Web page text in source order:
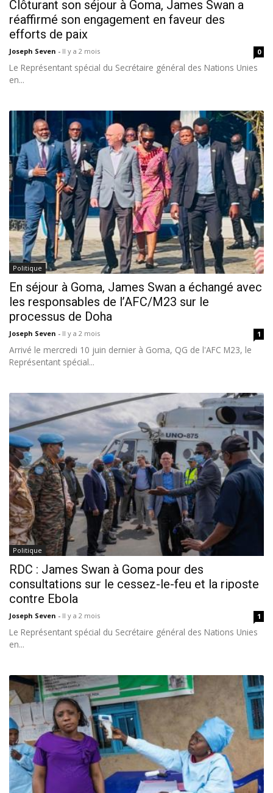
Clôturant son séjour à Goma, James Swan a
réaffirmé son engagement en faveur des
efforts de paix
Joseph Seven - Il y a 2 mois 0
Le Représentant spécial du Secrétaire général des Nations Unies
en...
Politique
En séjour à Goma, James Swan a échangé avec
les responsables de l’AFC/M23 sur le
processus de Doha
Joseph Seven - Il y a 2 mois 1
Arrivé le mercredi 10 juin dernier à Goma, QG de l'AFC M23, le
Représentant spécial...
Politique
RDC : James Swan à Goma pour des
consultations sur le cessez-le-feu et la riposte
contre Ebola
Joseph Seven - Il y a 2 mois 1
Le Représentant spécial du Secrétaire général des Nations Unies
en...